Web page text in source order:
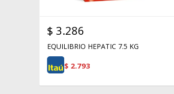
$ 3.286
EQUILIBRIO HEPATIC 7.5 KG
$ 2.793